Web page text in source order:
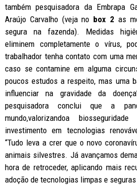
também pesquisadora da Embrapa
Araújo Carvalho (veja no box 2 as
segura na fazenda). Medidas
eliminem completamente o vírus,
trabalhador tenha contato com uma
caso se contamine em alguma
poucos estudos a respeito, mas uma
influenciar na gravidade da
pesquisadora conclui que a
mundo,valorizandoa
investimento em tecnologias
“Tudo leva a crer que o novo
animais silvestres. Já avançamos
hora de retroceder, aplicando mais
adoção de tecnologias limpas e